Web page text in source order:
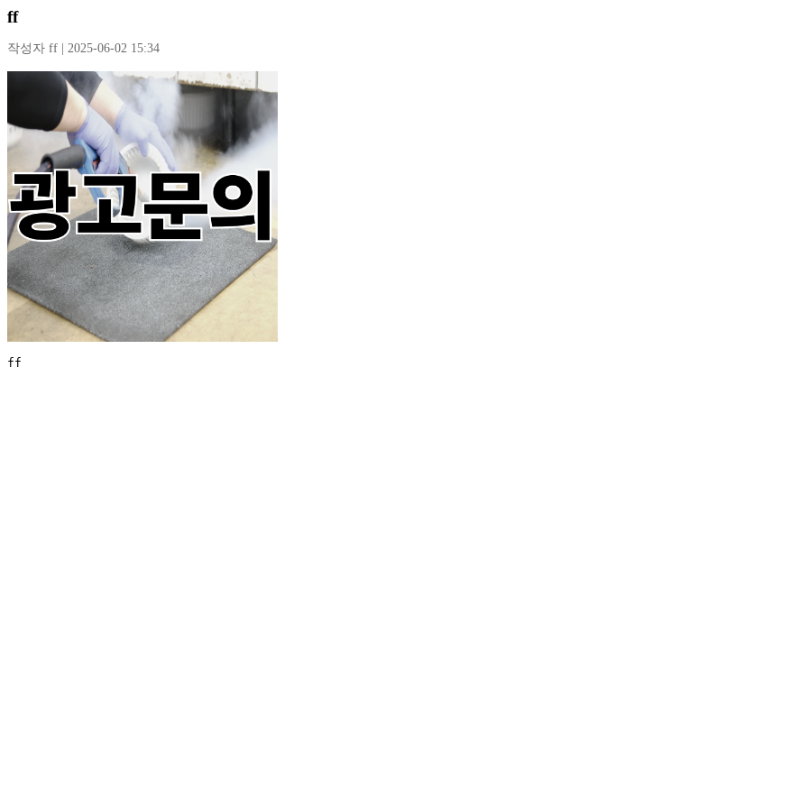
ff
작성자 ff | 2025-06-02 15:34
ff